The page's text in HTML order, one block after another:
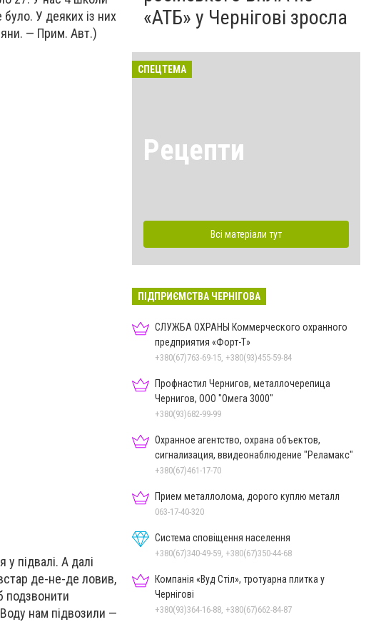
У деяких із них
— Прим. Авт.)
Школа, в якій працювала Діана
підвалі. А далі
де-не-де ловив,
подзвонити
нам підвозили —
«АТБ» у Чернігові зросла
СПЕЦТЕМА
Рецепти
Всі матеріали тут
ПІДПРИЄМСТВА ЧЕРНІГОВА
СЛУЖБА ОХРАНЫ Коммерческого охранного
предприятия «Форт-Т»
+380(67)763-69-15, +380(93)455-59-84
Профнастил Чернигов, металлочерепица
Чернигов, ООО "Омега 3000"
+380(93)682-99-99
Охранное агентство, охрана объектов,
сигнализация, ввидеонаблюдение "Реламакс"
+380(67)461-17-70
Прием металлолома, дорого куплю металл
063-17-40-320
Система сповіщення населення
+380(67)340-49-59, +380(67)350-44-68
Компанія «Вуд Стіл», тротуарна плитка у
Чернігові
+380(93)364-16-88, +380(67)662-84-87